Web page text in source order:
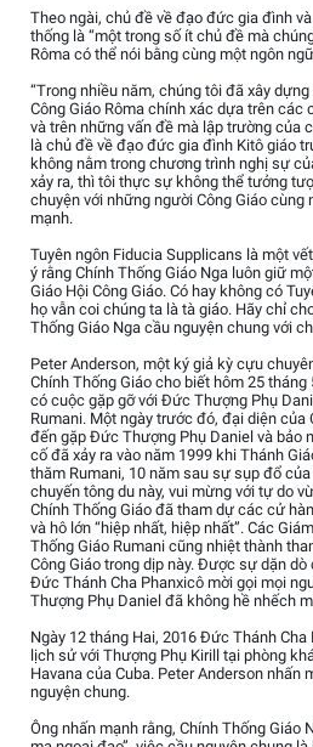
Theo ngài, chủ đề về đạo đức gia đình
thống là “một trong số ít chủ đề mà
Rôma có thể nói bằng cùng một ngôn
“Trong nhiều năm, chúng tôi đã xây
Công Giáo Rôma chính xác dựa trên các
và trên những vấn đề mà lập trường của
là chủ đề về đạo đức gia đình Kitô giáo
không nằm trong chương trình nghị sự
xảy ra, thì tôi thực sự không thể tưởng
chuyện với những người Công Giáo cùng
mạnh.
Tuyên ngôn Fiducia Supplicans là một
ý rằng Chính Thống Giáo Nga luôn giữ
Giáo Hội Công Giáo. Có hay không có
họ vẫn coi chúng ta là tà giáo. Hãy chỉ
Thống Giáo Nga cầu nguyện chung với
Peter Anderson, một ký giả kỳ cựu
Chính Thống Giáo cho biết hôm 25
có cuộc gặp gỡ với Đức Thượng Phụ
Rumani. Một ngày trước đó, đại diện của
đến gặp Đức Thượng Phụ Daniel và bảo
cố đã xảy ra vào năm 1999 khi Thánh
thăm Rumani, 10 năm sau sự sụp đổ
chuyến tông du này, vui mừng với tự do
Chính Thống Giáo đã tham dự các cử
và hô lớn “hiệp nhất, hiệp nhất”. Các
Thống Giáo Rumani cũng nhiệt thành
Công Giáo trong dịp này. Được sự dặn
Đức Thánh Cha Phanxicô mời gọi mọi
Thượng Phụ Daniel đã không hề nhếch
Ngày 12 tháng Hai, 2016 Đức Thánh
lịch sử với Thượng Phụ Kirill tại phòng
Havana của Cuba. Peter Anderson nhấn
nguyện chung.
Ông nhấn mạnh rằng, Chính Thống Giáo